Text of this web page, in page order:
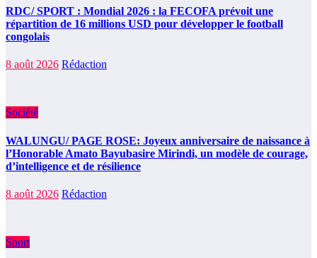
RDC/ SPORT : Mondial 2026 : la FECOFA prévoit une
répartition de 16 millions USD pour développer le football
congolais
8 août 2026 Rédaction
Société
WALUNGU/ PAGE ROSE: Joyeux anniversaire de naissance à
l’Honorable Amato Bayubasire Mirindi, un modèle de courage,
d’intelligence et de résilience
8 août 2026 Rédaction
Sport